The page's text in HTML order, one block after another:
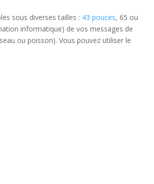
sous diverses tailles : 43 pouces, 65 ou
informatique) de vos messages de
ou poisson). Vous pouvez utiliser le